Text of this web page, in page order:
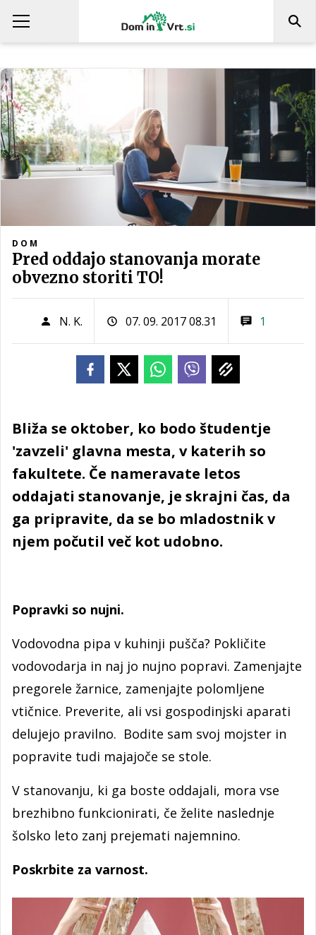
DOM
Pred oddajo stanovanja morate
obvezno storiti TO!
N. K. 07. 09. 2017 08.31 1
Bliža se oktober, ko bodo študentje
'zavzeli' glavna mesta, v katerih so
fakultete. Če nameravate letos
oddajati stanovanje, je skrajni čas, da
ga pripravite, da se bo mladostnik v
njem počutil več kot udobno.
Popravki so nujni.
Vodovodna pipa v kuhinji pušča? Pokličite
vodovodarja in naj jo nujno popravi. Zamenjajte
pregorele žarnice, zamenjajte polomljene
vtičnice. Preverite, ali vsi gospodinjski aparati
delujejo pravilno. Bodite sam svoj mojster in
popravite tudi majajoče se stole.
V stanovanju, ki ga boste oddajali, mora vse
brezhibno funkcionirati, če želite naslednje
šolsko leto zanj prejemati najemnino.
Poskrbite za varnost.